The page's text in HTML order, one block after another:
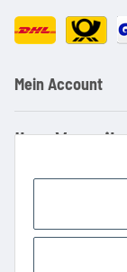
Mein Account
Ihre Vorteile
Kauf auf